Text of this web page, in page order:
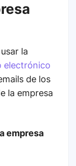
la
electrónico
de los
la empresa
empresa